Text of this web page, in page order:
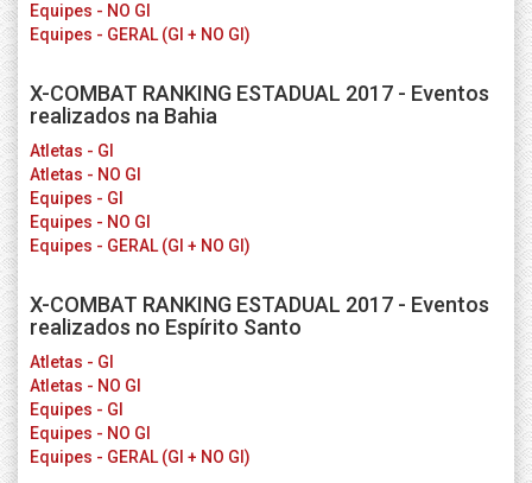
Equipes - NO GI
Equipes - GERAL (GI + NO GI)
X-COMBAT RANKING ESTADUAL 2017 - Eventos
realizados na Bahia
Atletas - GI
Atletas - NO GI
Equipes - GI
Equipes - NO GI
Equipes - GERAL (GI + NO GI)
X-COMBAT RANKING ESTADUAL 2017 - Eventos
realizados no Espírito Santo
Atletas - GI
Atletas - NO GI
Equipes - GI
Equipes - NO GI
Equipes - GERAL (GI + NO GI)